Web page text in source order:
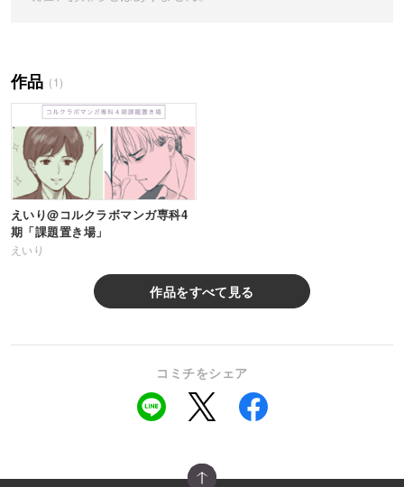
作品 (1)
えいり@コルクラボマンガ専科4
期「課題置き場」
えいり
作品をすべて見る
コミチをシェア